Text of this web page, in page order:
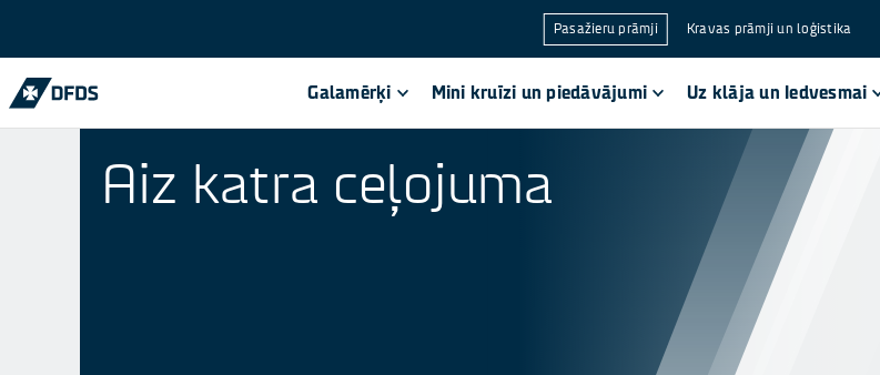
Pasažieru prāmji Kravas prāmji un loģistika
Galamērķi Mini kruīzi un piedāvājumi Uz klāja un Iedvesmai
Aiz katra ceļojuma